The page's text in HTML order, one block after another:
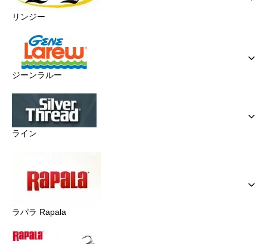
リンジー
ジーンラルー
ライン
ラパラ Rapala